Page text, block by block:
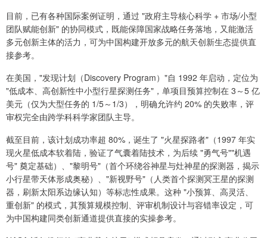
目前，已有各种国际案例证明，通过 "政府主导核心科学 + 市场/小型
团队赋能创新" 的协同模式，既能保障国家战略任务落地，又能激活
多元创新主体的活力，可为中国构建开放多元的航天创新生态提供直
接参考。
在美国，"发现计划（Discovery Program）"自 1992 年启动，定位为
"低成本、高创新性中小型行星探测任务"，单项目预算控制在 3～5 亿
美元（仅为大型任务的 1/5～1/3），明确允许约 20% 的失败率，评
审权完全由跨学科科学家团队主导。
截至目前，该计划成功率超 80%，诞生了 "火星探路者"（1997 年实
现火星低成本软着陆，验证了气囊着陆技术，为后续 "勇气号""机遇
号" 奠定基础）、"黎明号"（首个环绕谷神星与灶神星的探测器，揭示
小行星带天体形成奥秘）、"新视野号"（人类首个探测冥王星的探测
器，刷新太阳系边缘认知）等标志性成果。这种 "小预算、高灵活、
重创新" 的模式，其预算规模控制、评审机制设计与容错率设定，可
为中国构建同类创新通道提供直接的实操参考。